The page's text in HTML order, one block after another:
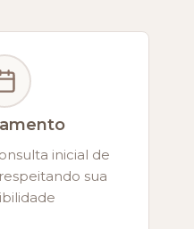
inicial de
sua